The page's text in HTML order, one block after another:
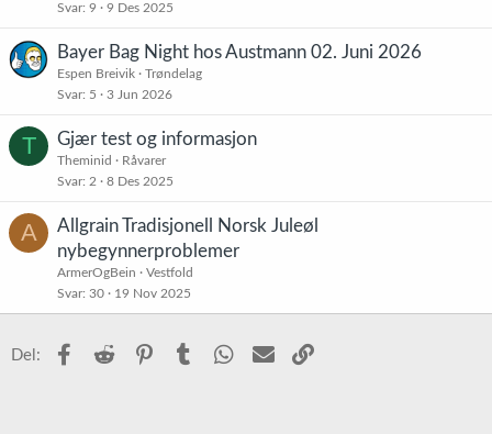
Svar 9 9 Des 2025
Bayer Bag Night hos Austmann 02. Juni 2026
Espen Breivik
Trøndelag
Svar 5 3 Jun 2026
T Gjær test og informasjon
Theminid
Råvarer
Svar 2 8 Des 2025
A
Allgrain Tradisjonell Norsk Juleøl
nybegynnerproblemer
ArmerOgBein
Vestfold
Svar 30 19 Nov 2025
Del: Facebook
Reddit PinterestTumblr WhatsApp
E-post